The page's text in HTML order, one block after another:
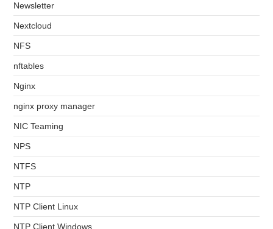
Newsletter
Nextcloud
NFS
nftables
Nginx
nginx proxy manager
NIC Teaming
NPS
NTFS
NTP
NTP Client Linux
NTP Client Windows